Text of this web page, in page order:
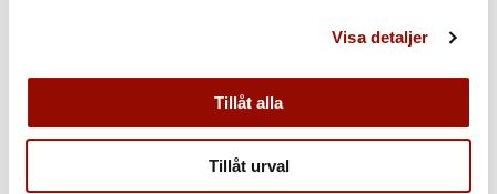
Visa detaljer
Tillåt alla
Tillåt urval
också den mycket sällsynta blyertskiss som utgjort förlagan till
kompositionen. Skissen, som idag återfinns i Bærtlingarkivet i
Riksarkivet är endast ett fåtal bevarade förstudier till målningar.
Centralt i hela Bærtlings konst är att eliminera varje möjlig
referens till någonting utanför bilden själv. Uttrycket skall